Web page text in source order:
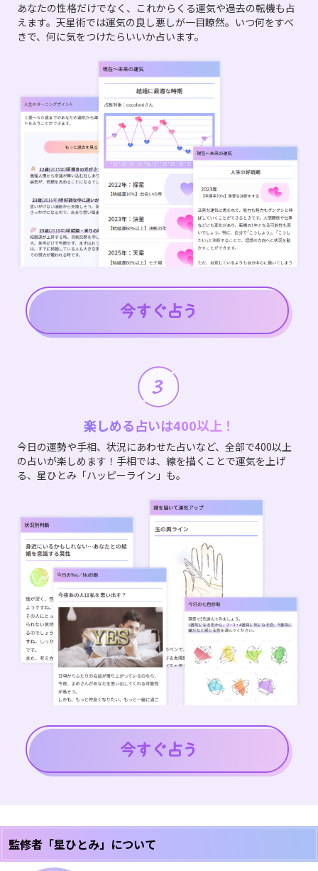
あなたの性格だけでなく、これからくる運気や過去の転機も占
えます。天星術では運気の良し悪しが一目瞭然。いつ何をすべ
きで、何に気をつけたらいいか占います。
楽しめる占いは400以上！
今日の運勢や手相、状況にあわせた占いなど、全部で400以上
の占いが楽しめます！手相では、線を描くことで運気を上げ
る、星ひとみ「ハッピーライン」も。
監修者「星ひとみ」について